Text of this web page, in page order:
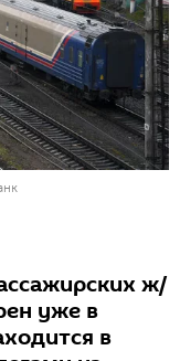
ж/
уже в
в